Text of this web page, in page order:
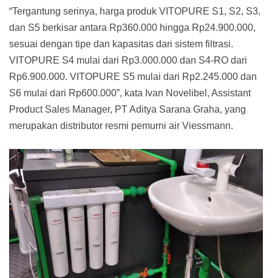
“Tergantung serinya, harga produk VITOPURE S1, S2, S3,
dan S5 berkisar antara Rp360.000 hingga Rp24.900.000,
sesuai dengan tipe dan kapasitas dari sistem filtrasi.
VITOPURE S4 mulai dari Rp3.000.000 dan S4-RO dari
Rp6.900.000. VITOPURE S5 mulai dari Rp2.245.000 dan
S6 mulai dari Rp600.000”, kata Ivan Novelibel, Assistant
Product Sales Manager, PT Aditya Sarana Graha, yang
merupakan distributor resmi pemurni air Viessmann.